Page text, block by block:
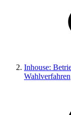
Inhouse:
Wahlverfahren